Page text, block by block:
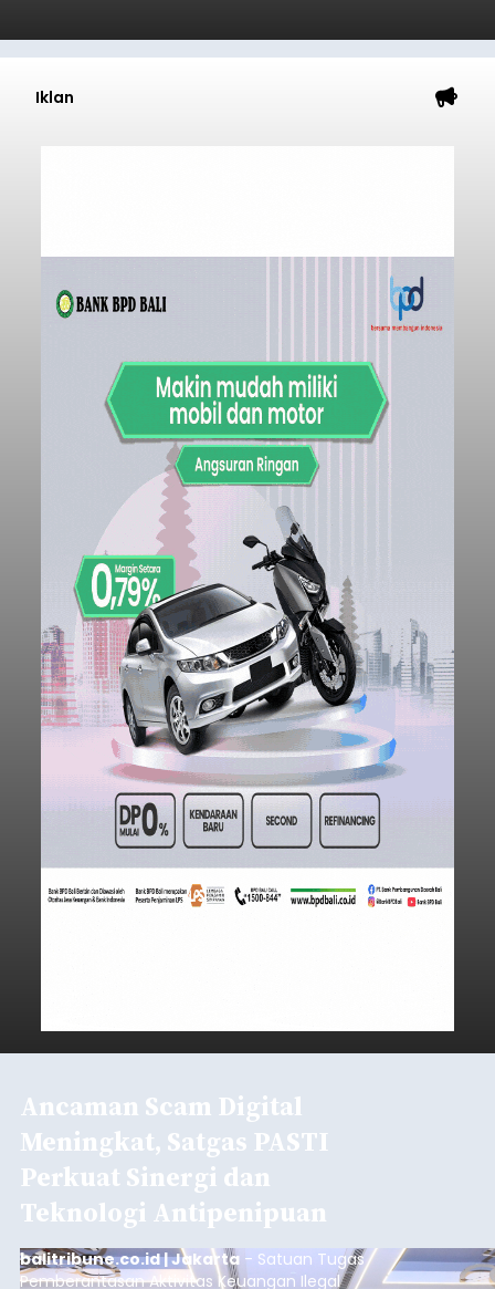
Iklan
Ancaman Scam Digital
Meningkat, Satgas PASTI
Perkuat Sinergi dan
Teknologi Antipenipuan
balitribune.co.id | Jakarta - Satuan Tugas
Pemberantasan Aktivitas Keuangan Ilegal